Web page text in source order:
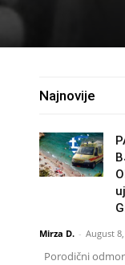
Najnovije
Mirza D. - August
Porodični